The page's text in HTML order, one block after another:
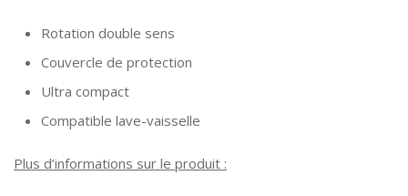
Rotation double sens
Couvercle de protection
Ultra compact
Compatible lave-vaisselle
Plus d’informations sur le produit :